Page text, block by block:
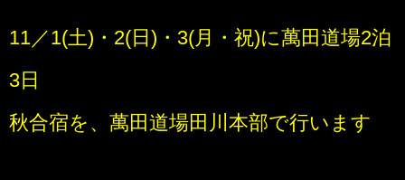
11／1(土)・2(日)・3(月・祝)に萬田道場2泊
3日
秋合宿を、萬田道場田川本部で行います